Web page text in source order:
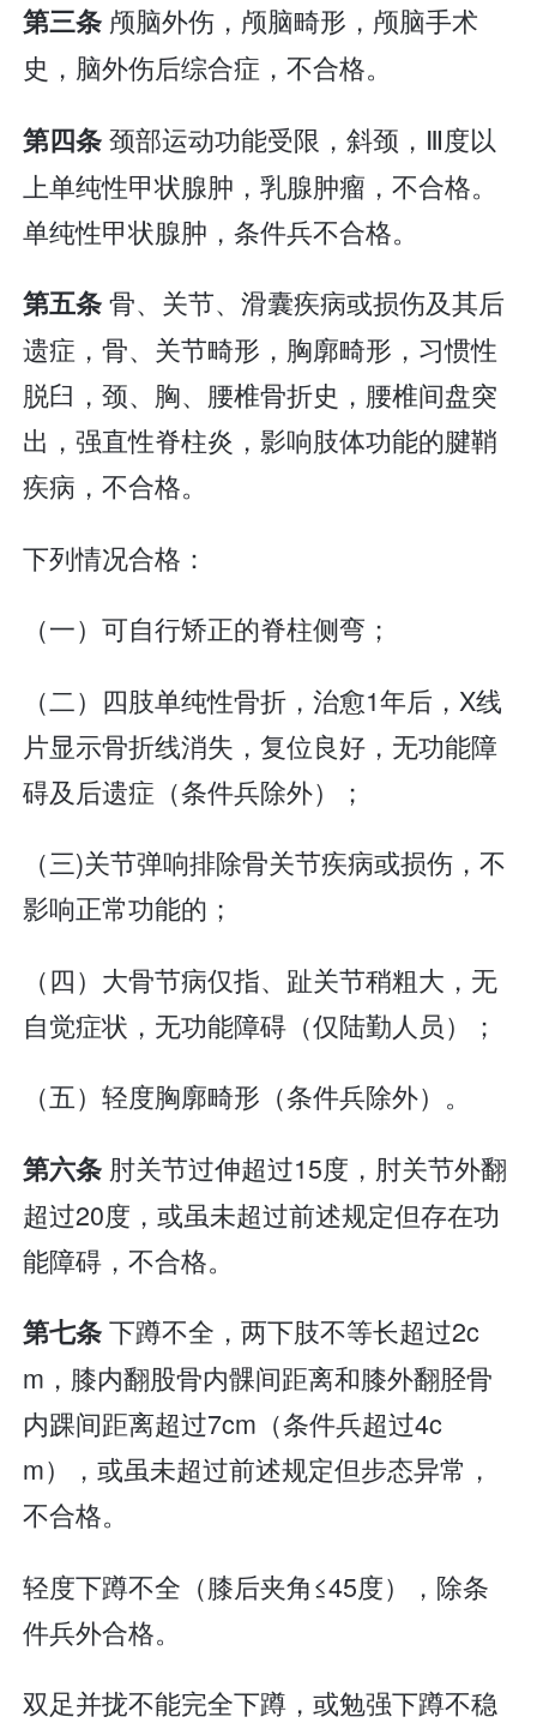
第三条 颅脑外伤，颅脑畸形，颅脑手术
史，脑外伤后综合症，不合格。
第四条颈部运动功能受限，斜颈，Ⅲ度以
上单纯性甲状腺肿，乳腺肿瘤，不合格。
单纯性甲状腺肿，条件兵不合格。
第五条骨、关节、滑囊疾病或损伤及其后
遗症，骨、关节畸形，胸廓畸形，习惯性
脱臼，颈、胸、腰椎骨折史，腰椎间盘突
出，强直性脊柱炎，影响肢体功能的腱鞘
疾病，不合格。
下列情况合格：
（一）可自行矫正的脊柱侧弯；
（二）四肢单纯性骨折，治愈1年后，X线
片显示骨折线消失，复位良好，无功能障
碍及后遗症（条件兵除外）；
（三)关节弹响排除骨关节疾病或损伤，不
影响正常功能的；
（四）大骨节病仅指、趾关节稍粗大，无
自觉症状，无功能障碍（仅陆勤人员）；
（五）轻度胸廓畸形（条件兵除外）。
第六条 肘关节过伸超过15度，肘关节外翻
超过20度，或虽未超过前述规定但存在功
能障碍，不合格。
第七条下蹲不全，两下肢不等长超过2c
m，膝内翻股骨内髁间距离和膝外翻胫骨
内踝间距离超过7cm（条件兵超过4c
m），或虽未超过前述规定但步态异常，
不合格。
轻度下蹲不全（膝后夹角≤45度），除条
件兵外合格。
双足并拢不能完全下蹲，或勉强下蹲不稳